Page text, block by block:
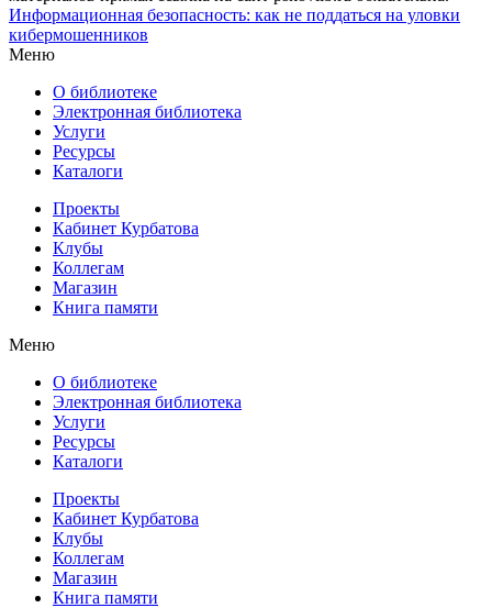
Информационная безопасность: как не поддаться на уловки
кибермошенников
Меню
О библиотеке
Электронная библиотека
Услуги
Ресурсы
Каталоги
Проекты
Кабинет Курбатова
Клубы
Коллегам
Магазин
Книга памяти
Меню
О библиотеке
Электронная библиотека
Услуги
Ресурсы
Каталоги
Проекты
Кабинет Курбатова
Клубы
Коллегам
Магазин
Книга памяти